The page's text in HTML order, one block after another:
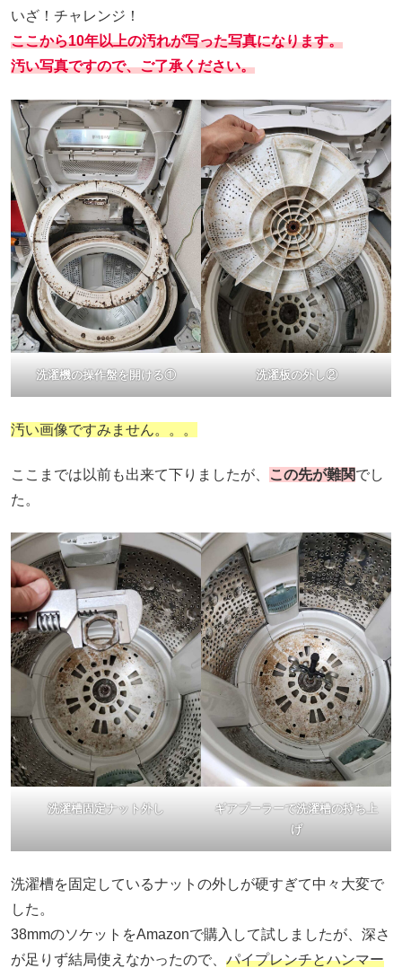
いざ！チャレンジ！
ここから10年以上の汚れが写った写真になります。
汚い写真ですので、ご了承ください。
洗濯機の操作盤を開ける① 洗濯板の外し②
汚い画像ですみません。。。
ここまでは以前も出来て下りましたが、 この先が難関でし
た。
洗濯槽固定ナット外し
ギアプーラーで洗濯槽の持ち上
げ
洗濯槽を固定しているナットの外しが硬すぎて中々大変で
した。
38mmのソケットをAmazonで購入して試しましたが、深さ
が足りず結局使えなかったので、 パイプレンチとハンマー